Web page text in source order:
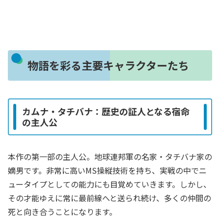
物語を彩る主要キャラクターたち
カムナ・タチバナ：歴史の証人となる宿命
の主人公
本作の第一部の主人公。地球連邦軍の名家・タチバナ家の
嫡男です。非常に高いMS操縦技術を持ち、実戦の中でニ
ュータイプとしての能力にも目覚めていきます。しかし、
その才能ゆえに常に最前線へと送られ続け、多くの仲間の
死と向き合うことになります。